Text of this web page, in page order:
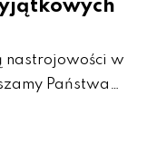
nastrojowości w
Państwa…